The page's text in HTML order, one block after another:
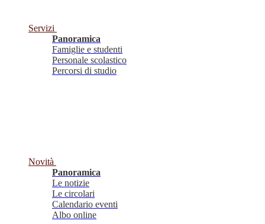
Servizi
Panoramica
Famiglie e studenti
Personale scolastico
Percorsi di studio
Novità
Panoramica
Le notizie
Le circolari
Calendario eventi
Albo online